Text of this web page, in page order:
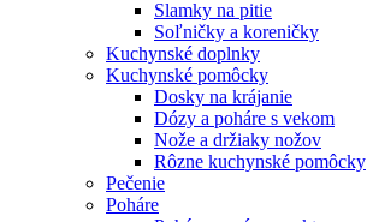
Slamky na pitie
Soľničky a koreničky
Kuchynské doplnky
Kuchynské pomôcky
Dosky na krájanie
Dózy a poháre s vekom
Nože a držiaky nožov
Rôzne kuchynské pomôcky
Pečenie
Poháre